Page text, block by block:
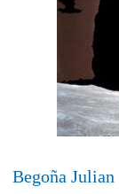
Begoña Julian